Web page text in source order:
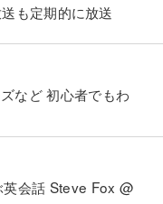
も定期的に放送
など初心者でもわ
会話 Steve Fox @